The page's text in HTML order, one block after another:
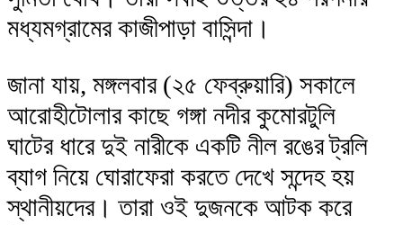
মধ্যমগ্রামের কাজীপাড়া বাসিন্দা।
জানা যায়, মঙ্গলবার (২৫ ফেব্রুয়ারি) সকালে
আরোহীটোলার কাছে গঙ্গা নদীর কুমোরটুলি
ঘাটের ধারে দুই নারীকে একটি নীল রঙের ট্রলি
ব্যাগ নিয়ে ঘোরাফেরা করতে দেখে সন্দেহ হয়
স্থানীয়দের। তারা ওই দুজনকে আটক করে